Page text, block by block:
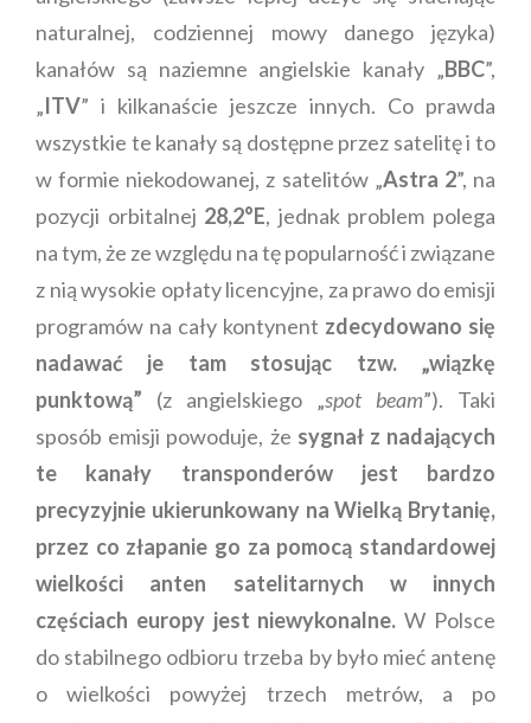
naturalnej, codziennej mowy danego języka)
kanałów są naziemne angielskie kanały „BBC”,
„ITV” i kilkanaście jeszcze innych. Co prawda
wszystkie te kanały są dostępne przez satelitę i to
w formie niekodowanej, z satelitów „Astra 2”, na
pozycji orbitalnej 28,2°E, jednak problem polega
na tym, że ze względu na tę popularność i związane
z nią wysokie opłaty licencyjne, za prawo do emisji
programów na cały kontynent zdecydowano się
nadawać je tam stosując tzw. „wiązkę
punktową” (z angielskiego „spot beam”). Taki
sposób emisji powoduje, że sygnał z nadających
te kanały transponderów jest bardzo
precyzyjnie ukierunkowany na Wielką Brytanię,
przez co złapanie go za pomocą standardowej
wielkości anten satelitarnych w innych
częściach europy jest niewykonalne. W Polsce
do stabilnego odbioru trzeba by było mieć antenę
o wielkości powyżej trzech metrów, a po